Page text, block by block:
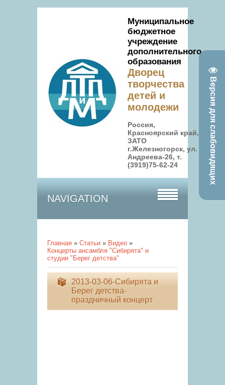
Версия для слабовидящих
Муниципальное
бюджетное
учреждение
дополнительного
образования
Дворец
творчества
детей и
молодежи
Россия,
Красноярский край,
ЗАТО
г.Железногорск, ул.
Андреева-26, т.
(3919)75-62-24
NAVIGATION
Главная » Статьи » Видео »
Концерты ансамбля "Сибирята" и
студии "Берег детства"
2013-03-06-Сибирята и
Берег детства-
праздничный концерт